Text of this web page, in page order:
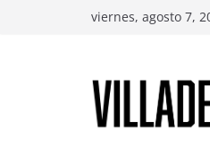
viernes, agosto 7,